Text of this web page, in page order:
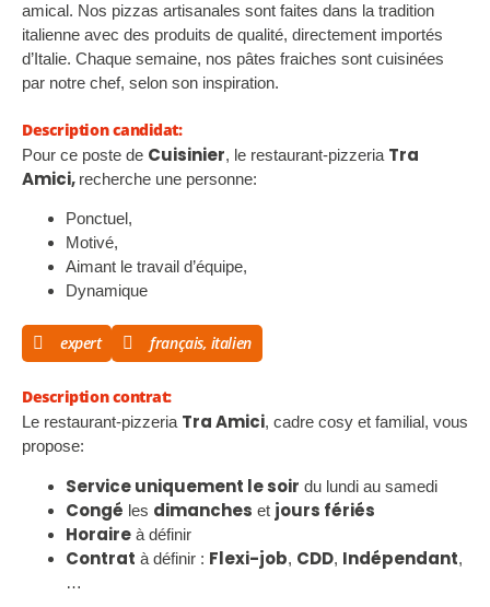
amical. Nos pizzas artisanales sont faites dans la tradition
italienne avec des produits de qualité, directement importés
d’Italie. Chaque semaine, nos pâtes fraiches sont cuisinées
par notre chef, selon son inspiration.
Description candidat:
Pour ce poste de Cuisinier, le restaurant-pizzeria Tra
Amici, recherche une personne:
Ponctuel,
Motivé,
Aimant le travail d’équipe,
Dynamique
expert français, italien
Description contrat:
Le restaurant-pizzeria Tra Amici, cadre cosy et familial, vous
propose:
Service uniquement le soir du lundi au samedi
Congé les dimanches et jours fériés
Horaire à définir
Contrat à définir : Flexi-job, CDD, Indépendant,
…